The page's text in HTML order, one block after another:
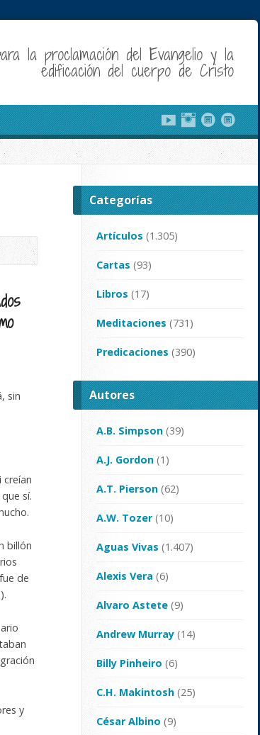
la proclamación del Evangelio y la
edificación del cuerpo de Cristo
sin
creían
sí.
billón
de
y
Categorías
Artículos (1.305)
Cartas (93)
Libros (17)
Meditaciones (731)
Predicaciones (390)
Autores
A.B. Simpson (39)
A.J. Gordon (1)
A.T. Pierson (62)
A.W. Tozer(10)
Aguas Vivas (1.407)
Alexis Vera (6)
Alvaro Astete (9)
Andrew Murray (14)
Billy Pinheiro (6)
C.H. Makintosh (25)
César Albino (9)